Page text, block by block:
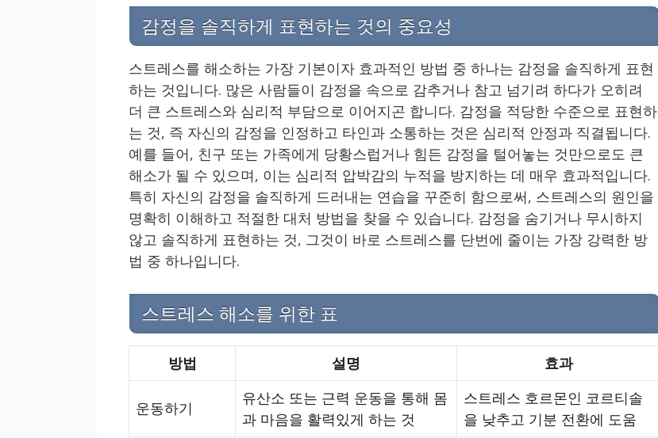
감정을 솔직하게 표현하는 것의 중요성
스트레스를 해소하는 가장 기본이자 효과적인 방법 중 하나는 감정을 솔직하게 표현
하는 것입니다. 많은 사람들이 감정을 속으로 감추거나 참고 넘기려 하다가 오히려
더 큰 스트레스와 심리적 부담으로 이어지곤 합니다. 감정을 적당한 수준으로 표현하
는 것, 즉 자신의 감정을 인정하고 타인과 소통하는 것은 심리적 안정과 직결됩니다.
예를 들어, 친구 또는 가족에게 당황스럽거나 힘든 감정을 털어놓는 것만으로도 큰
해소가 될 수 있으며, 이는 심리적 압박감의 누적을 방지하는 데 매우 효과적입니다.
특히 자신의 감정을 솔직하게 드러내는 연습을 꾸준히 함으로써, 스트레스의 원인을
명확히 이해하고 적절한 대처 방법을 찾을 수 있습니다. 감정을 숨기거나 무시하지
않고 솔직하게 표현하는 것, 그것이 바로 스트레스를 단번에 줄이는 가장 강력한 방
법 중 하나입니다.
스트레스 해소를 위한 표
방법 설명 효과
운동하기
유산소 또는 근력 운동을 통해 몸
과 마음을 활력있게 하는 것
스트레스 호르몬인 코르티솔
을 낮추고 기분 전환에 도움